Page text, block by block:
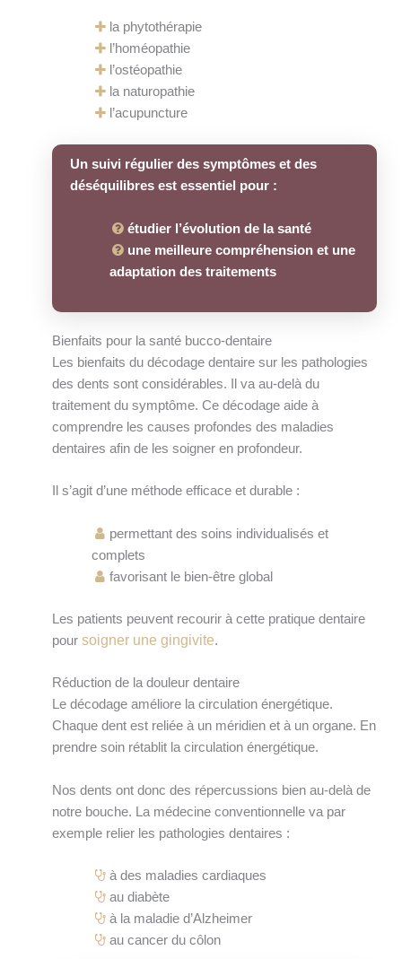
la phytothérapie
l’homéopathie
l’ostéopathie
la naturopathie
l’acupuncture
Un suivi régulier des symptômes et des
déséquilibres est essentiel pour :
étudier l’évolution de la santé
une meilleure compréhension et une
adaptation des traitements
Bienfaits pour la santé bucco-dentaire
Les bienfaits du décodage dentaire sur les pathologies
des dents sont considérables. Il va au-delà du
traitement du symptôme. Ce décodage aide à
comprendre les causes profondes des maladies
dentaires afin de les soigner en profondeur.
Il s’agit d’une méthode efficace et durable :
permettant des soins individualisés et
complets
favorisant le bien-être global
Les patients peuvent recourir à cette pratique dentaire
pour soigner une gingivite.
Réduction de la douleur dentaire
Le décodage améliore la circulation énergétique.
Chaque dent est reliée à un méridien et à un organe. En
prendre soin rétablit la circulation énergétique.
Nos dents ont donc des répercussions bien au-delà de
notre bouche. La médecine conventionnelle va par
exemple relier les pathologies dentaires :
à des maladies cardiaques
au diabète
à la maladie d’Alzheimer
au cancer du côlon